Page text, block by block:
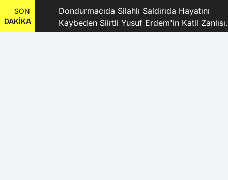
SON
DAKİKA
Dondurmacıda Silahlı Saldırıda Hayatını
Kaybeden Siirtli Yusuf Erdem'in Katil Zanlısı
ve 9 Şüpheli Tutuklandı